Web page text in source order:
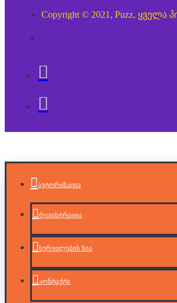
Copyright © 2021, Puzz, ყველა
ავტორიზაცია
რეგისტრაცია
სურვილების სია
კონტაქტი